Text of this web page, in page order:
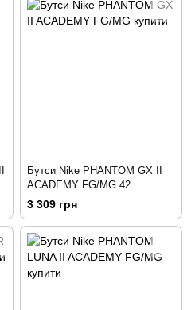
Бутси Nike PHANTOM GX II
ACADEMY FG/MG 42
3 309 грн